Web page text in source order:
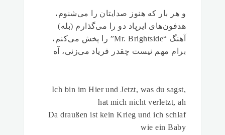
و هر بار که هنوز صدایتان را می‌شنوم،
هدفون‌های ایرپاد دو را می‌گذارم (بله)
آهنگ “Mr. Brightside” را پخش می‌کنم،
برام مهم نیست چقدر فریاد می‌زنی، آه
Ich bin im Hier und Jetzt, was du sagst,
hat mich nicht verletzt, ah
Da draußen ist kein Krieg und ich schlaf
wie ein Baby